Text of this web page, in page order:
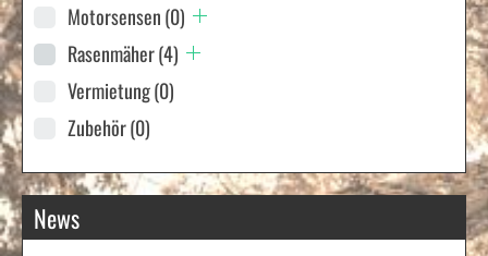
Motorsensen(0)
Rasenmäher(4)
Vermietung(0)
Zubehör(0)
News